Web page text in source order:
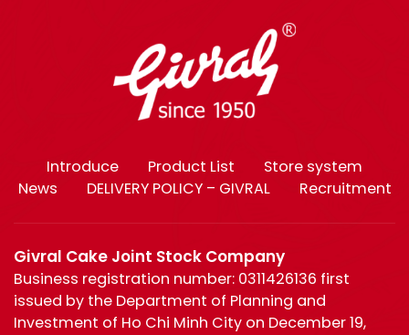
Introduce Product List
Store system
News
DELIVERY POLICY – GIVRAL Recruitment
Givral Cake Joint Stock Company
Business registration number: 0311426136 first
issued by the Department of Planning and
Investment of Ho Chi Minh City on December 19,